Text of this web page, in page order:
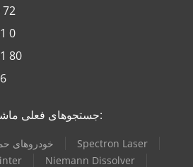
72
0
80
جستجوهای فعلی ماشین‌آلات:
خودروهای
Spectron Laser
Niemann Dissolver